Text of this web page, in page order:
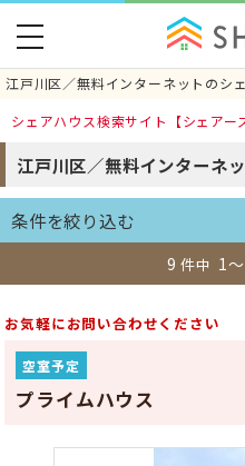
江戸川区／無料インターネットのシ
toggle
navigation
シェアハウス検索サイト【シェアー
江戸川区／無料インターネ
条件を絞り込む
9 件中 1
お気軽にお問い合わせください
空室予定
プライムハウス